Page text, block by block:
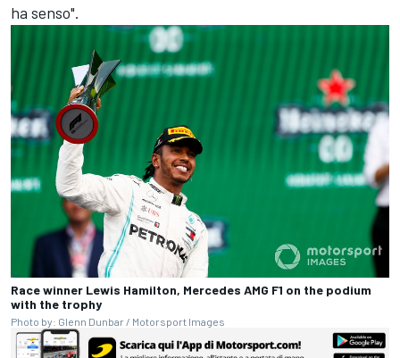
ha senso".
Race winner Lewis Hamilton, Mercedes AMG F1 on the podium
with the trophy
Photo by: Glenn Dunbar / Motorsport Images